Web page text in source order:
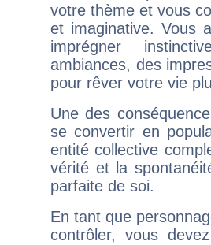
votre thème et vous
et imaginative. Vous
imprégner
ambiances, des
pour rêver votre vie
Une des
se convertir en
entité collective
vérité et la
parfaite de soi.
En tant que
contrôler, vous